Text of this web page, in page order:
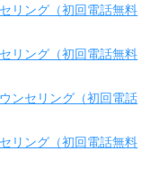
リング（初回電話無料
リング（初回電話無料
ンセリング（初回電話
リング（初回電話無料